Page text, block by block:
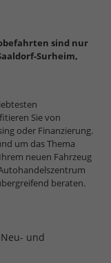
sind nur
Surheim,
Sie von
oder Finanzierung.
um das Thema
neuen Fahrzeug
beraten.
und